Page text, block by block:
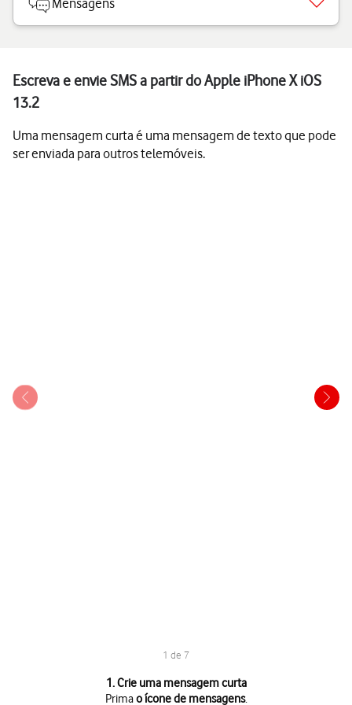
Mensagens
Escreva e envie SMS a partir do Apple iPhone X iOS
13.2
Uma mensagem curta é uma mensagem de texto que pode
ser enviada para outros telemóveis.
1 de 7
1. Crie uma mensagem curta
Primao ícone de mensagens.